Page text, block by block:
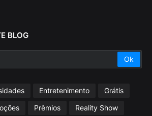
BLOG
Entretenimento
Grátis
Prêmios
Reality Show